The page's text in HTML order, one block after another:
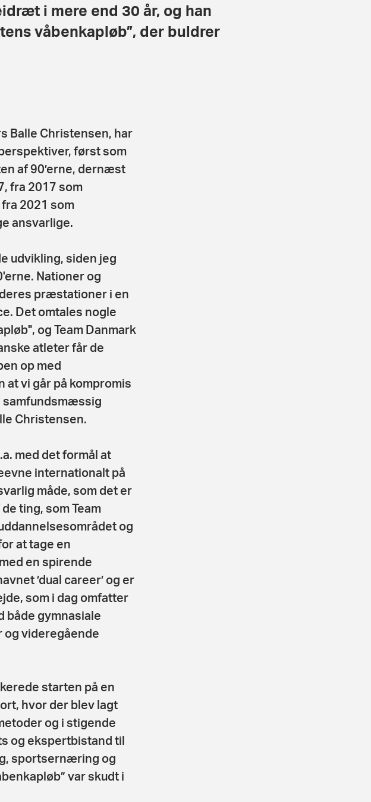
i mere end 30 år, og han
våbenkapløb”, der buldrer
Balle Christensen, har
først som
af 90’erne, dernæst
fra 2017 som
2021 som
ansvarlige.
udvikling, siden jeg
Nationer og
præstationer i en
Det omtales nogle
og Team Danmark
atleter får de
op med
at vi går på kompromis
samfundsmæssig
Christensen.
med det formål at
internationalt på
måde, som det er
ting, som Team
og
at tage en
en spirende
’dual career’ og er
som i dag omfatter
både gymnasiale
og videregående
starten på en
hvor der blev lagt
og i stigende
og ekspertbistand til
sportsernæring og
var skudt i